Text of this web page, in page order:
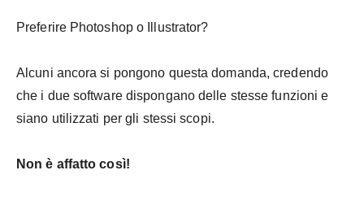
Preferire Photoshop o Illustrator?
Alcuni ancora si pongono questa domanda, credendo
che i due software dispongano delle stesse funzioni e
siano utilizzati per gli stessi scopi.
Non è affatto così!